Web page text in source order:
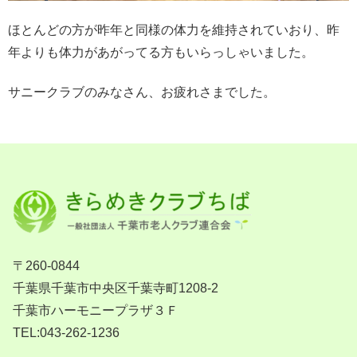
ほとんどの方が昨年と同様の体力を維持されていおり、昨
年よりも体力があがってる方もいらっしゃいました。
サニークラブのみなさん、お疲れさまでした。
〒260-0844
千葉県千葉市中央区千葉寺町1208-2
千葉市ハーモニープラザ３Ｆ
TEL:043-262-1236